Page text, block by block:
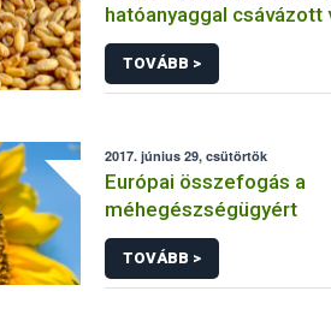
hatóanyaggal csávázott
vetését
TOVÁBB >
2017. június 29, csütörtök
Európai összefogás a
méhegészségügyért
TOVÁBB >